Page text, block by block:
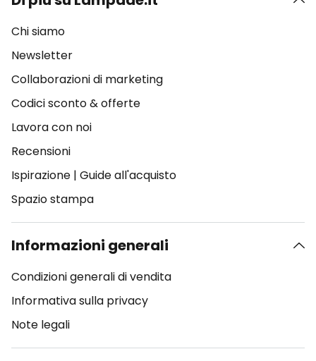
Chi siamo
Newsletter
Collaborazioni di marketing
Codici sconto & offerte
Lavora con noi
Recensioni
Ispirazione | Guide all'acquisto
Spazio stampa
Informazioni generali
Condizioni generali di vendita
Informativa sulla privacy
Note legali